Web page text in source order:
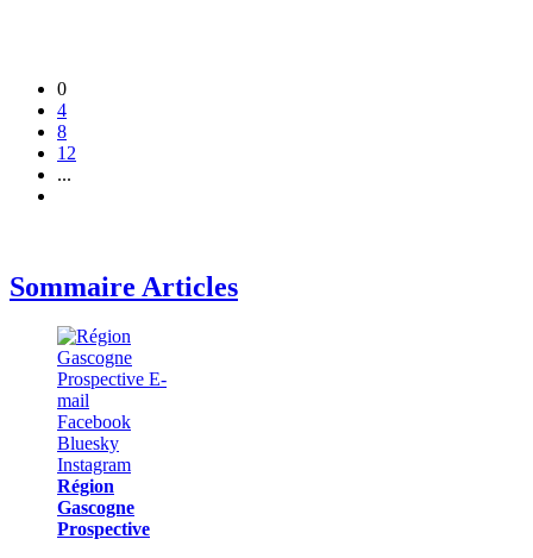
0
4
8
12
...
Sommaire Articles
Région
Gascogne
Prospective